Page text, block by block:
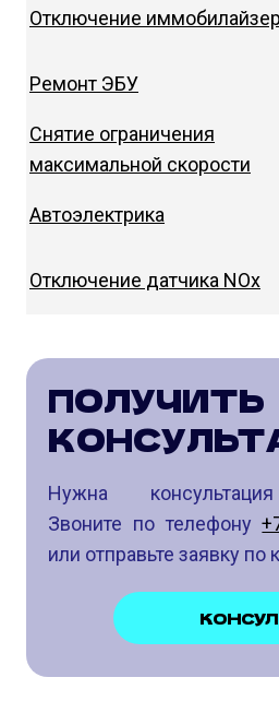
Отключение
Ремонт ЭБУ
Снятие ограничения
максимальной скорости
Автоэлектрика
Отключение датчика NOx
ПОЛУЧИТЬ
Нужна
Звоните по телефону
или отправьте заявку по